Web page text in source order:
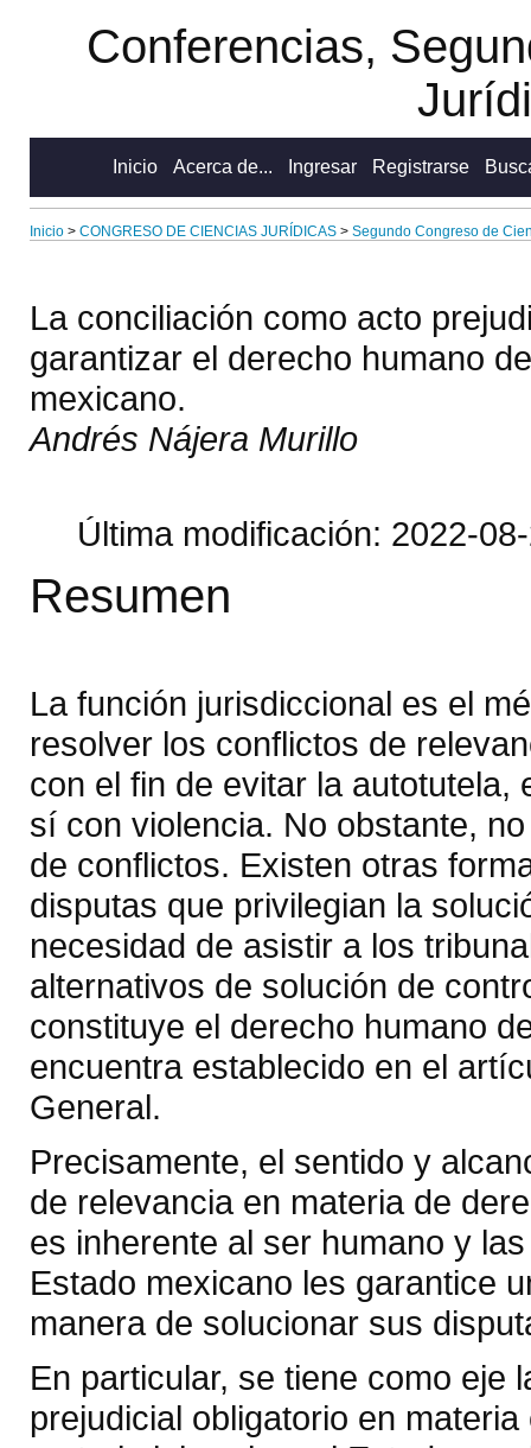
Conferencias,
Inicio Acerca de... Ingresar Registrarse
Inicio> CONGRESO DE CIENCIAS JURÍDICAS> Segundo Congreso de
La conciliación como acto
garantizar el derecho humano
mexicano.
Andrés Nájera Murillo
Última modificación: 2022-
Resumen
La función jurisdiccional es el
resolver los conflictos de
con el fin de evitar la
sí con violencia. No obstante,
de conflictos. Existen otras
disputas que privilegian la
necesidad de asistir a los
alternativos de solución de
constituye el derecho humano
encuentra establecido en el
General.
Precisamente, el sentido y
de relevancia en materia de
es inherente al ser humano y
Estado mexicano les garantice
manera de solucionar sus
En particular, se tiene como eje
prejudicial obligatorio en